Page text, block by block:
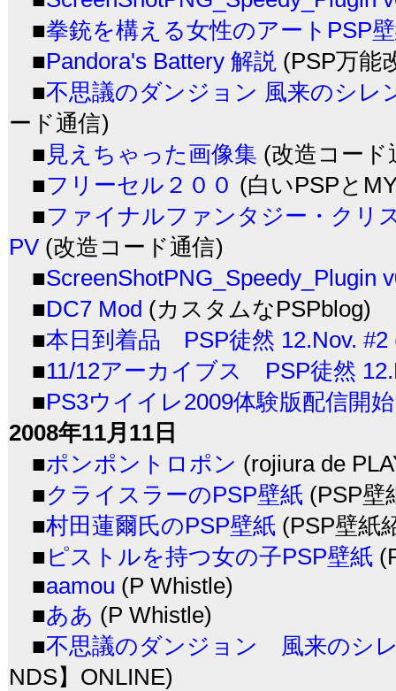
■拳銃を構える女性のアートPSP
■Pandora's Battery 解説 (PSP万能
■不思議のダンジョン 風来のシレ
ード通信)
■ 見えちゃった画像集 (改造コード
■フリーセル２００ (白いPSPと
■ファイナルファンタジー・クリ
PV (改造コード通信)
■ScreenShotPNG_Speedy_Plugin
■DC7 Mod (カスタムなPSPblog)
■本日到着品 PSP徒然 12.Nov. #2
■11/12アーカイブス PSP徒然
■PS3ウイイレ2009体験版配信開始
2008年11月11日
■ポンポントロポン (rojiura de
■クライスラーのPSP壁紙 (PSP壁
■村田蓮爾氏のPSP壁紙 (PSP壁紙
■ピストルを持つ女の子PSP壁紙
■aamou (P Whistle)
■ああ (P Whistle)
■不思議のダンジョン 風来のシ
NDS】ONLINE)